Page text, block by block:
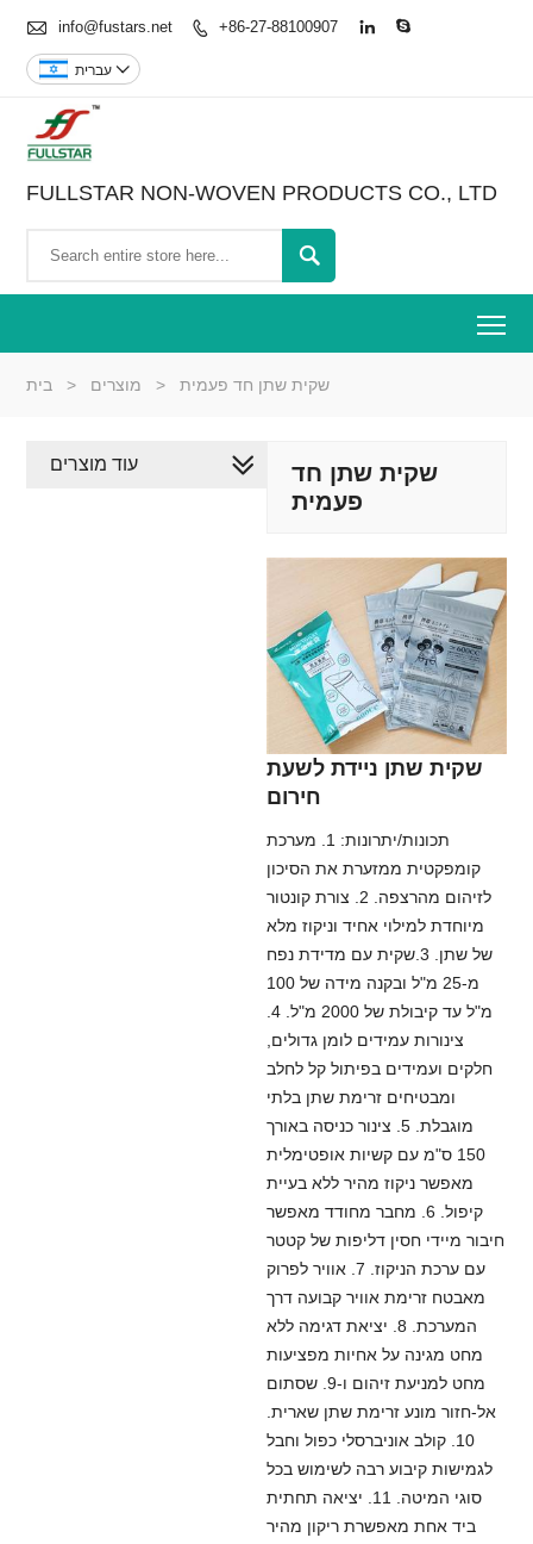
 info@fustars.net  +86-27-88100907  
עברית 
FULLSTAR NON-WOVEN PRODUCTS CO., LTD

בית > מוצרים > שקית שתן חד פעמית
שקית שתן חד
פעמית
שקית שתן ניידת לשעת
חירום
תכונות/יתרונות: 1. מערכת
קומפקטית ממזערת את הסיכון
לזיהום מהרצפה. 2. צורת קונטור
מיוחדת למילוי אחיד וניקוז מלא
של שתן. 3.שקית עם מדידת נפח
מ-25 מ"ל ובקנה מידה של 100
מ"ל עד קיבולת של 2000 מ"ל. 4.
צינורות עמידים לומן גדולים,
חלקים ועמידים בפיתול קל לחלב
ומבטיחים זרימת שתן בלתי
מוגבלת. 5. צינור כניסה באורך
150 ס"מ עם קשיות אופטימלית
מאפשר ניקוז מהיר ללא בעיית
קיפול. 6. מחבר מחודד מאפשר
חיבור מיידי חסין דליפות של קטטר
עם ערכת הניקוז. 7. אוויר לפרוק
מאבטח זרימת אוויר קבועה דרך
המערכת. 8. יציאת דגימה ללא
מחט מגינה על אחיות מפציעות
מחט למניעת זיהום ו-9. שסתום
אל-חזור מונע זרימת שתן שארית.
10. קולב אוניברסלי כפול וחבל
לגמישות קיבוע רבה לשימוש בכל
סוגי המיטה. 11. יציאה תחתית
ביד אחת מאפשרת ריקון מהיר
עוד מוצרים